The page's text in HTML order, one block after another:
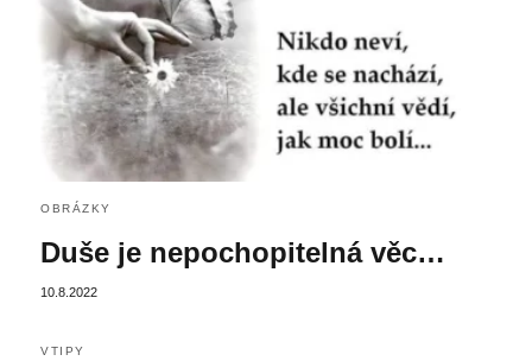
OBRÁZKY
Duše je nepochopitelná věc…
10.8.2022
VTIPY